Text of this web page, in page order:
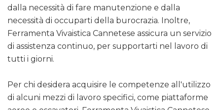
dalla necessità di fare manutenzione e dalla
necessità di occuparti della burocrazia. Inoltre,
Ferramenta Vivaistica Cannetese assicura un servizio
di assistenza continuo, per supportarti nel lavoro di
tutti i giorni.
Per chi desidera acquisire le competenze all'utilizzo
di alcuni mezzi di lavoro specifici, come piattaforme